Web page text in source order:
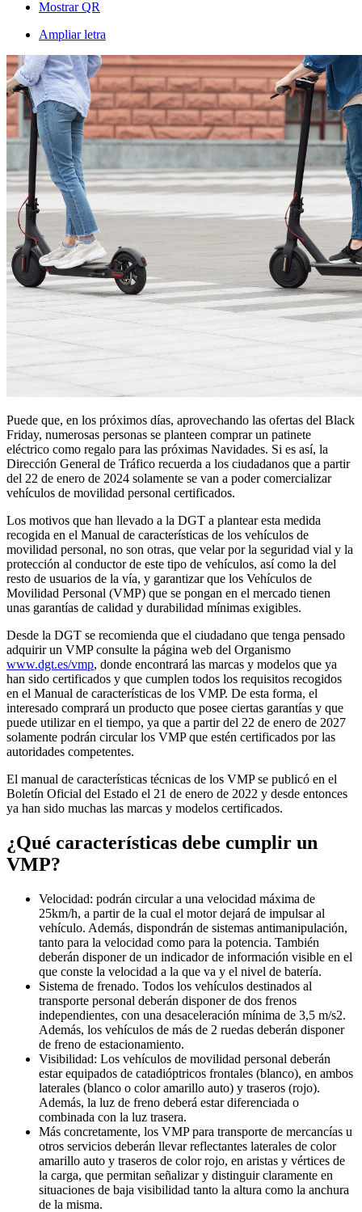
Mostrar QR
Ampliar letra
Puede que, en los próximos días, aprovechando las ofertas del Black
Friday, numerosas personas se planteen comprar un patinete
eléctrico como regalo para las próximas Navidades. Si es así, la
Dirección General de Tráfico recuerda a los ciudadanos que a partir
del 22 de enero de 2024 solamente se van a poder comercializar
vehículos de movilidad personal certificados.​
Los motivos que han llevado a la DGT a plantear esta medida
recogida en el Manual de características de los vehículos de
movilidad personal, no son otras, que velar por la seguridad vial y la
protección al conductor de este tipo de vehículos, así como la del
resto de usuarios de la vía, y garantizar que los Vehículos de
Movilidad Personal (VMP) que se pongan en el mercado tienen
unas garantías de calidad y durabilidad mínimas exigibles.
Desde la DGT se recomienda que el ciudadano que tenga pensado
adquirir un VMP consulte la página web del Organismo
www.dgt.es/vmp, donde encontrará las marcas y modelos que ya
han sido certificados y que cumplen todos los requisitos recogidos
en el Manual de características de los VMP. De esta forma, el
interesado comprará un producto que posee ciertas garantías y que
puede utilizar en el tiempo, ya que a partir del 22 de enero de 2027
solamente podrán circular los VMP que estén certificados por las
autoridades competentes.​
El manual de características técnicas de los VMP se publicó en el
Boletín Oficial del Estado el 21 de enero de 2022 y desde entonces
ya han sido muchas las marcas y modelos certificados.
¿Qué características debe cumplir un
VMP?
Velocidad: podrán circular a una velocidad máxima de
25km/h, a partir de la cual el motor dejará de impulsar al
vehículo. Además, dispondrán de sistemas antimanipulación,
tanto para la velocidad como para la potencia. También
deberán disponer de un indicador de información visible en el
que conste la velocidad a la que va y el nivel de batería.
Sistema de frenado. Todos los vehículos destinados al
transporte personal deberán disponer de dos frenos
independientes, con una desaceleración mínima de 3,5 m/s2.
Además, los vehículos de más de 2 ruedas deberán disponer
de freno de estacionamiento.
Visibilidad: Los vehículos de movilidad personal deberán
estar equipados de catadióptricos frontales (blanco), en ambos
laterales (blanco o color amarillo auto) y traseros (rojo).
Además, la luz de freno deberá estar diferenciada o
combinada con la luz trasera.
Más concretamente, los VMP para transporte de mercancías u
otros servicios deberán llevar reflectantes laterales de color
amarillo auto y traseros de color rojo, en aristas y vértices de
la carga, que permitan señalizar y distinguir claramente en
situaciones de baja visibilidad tanto la altura como la anchura
de la misma.